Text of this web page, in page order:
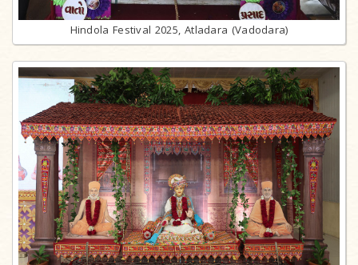
Hindola Festival 2025, Atladara (Vadodara)